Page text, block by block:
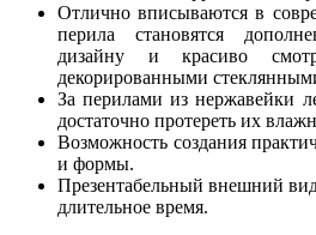
Отлично вписываются в
перила становятся
дизайну и красиво
декорированными
За перилами из нержавейки
достаточно протереть их
Возможность создания
и формы.
Презентабельный внешний
длительное время.